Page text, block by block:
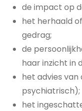
de impact op
het herhaald
gedrag;
de
haar inzicht in
het advies van
psychiatrisch);
het